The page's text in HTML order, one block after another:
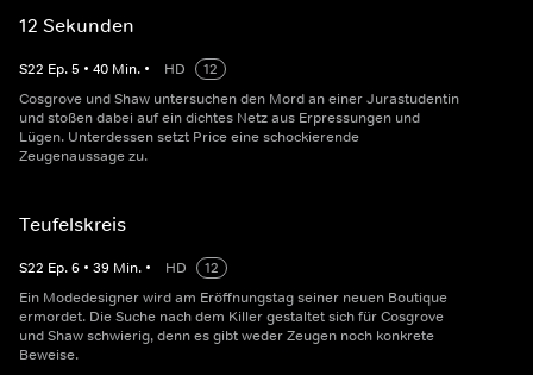
12 Sekunden
S22 Ep.5 • 40 Min. • HD
12
Cosgrove und Shaw untersuchen den Mord an einer Jurastudentin
und stoßen dabei auf ein dichtes Netz aus Erpressungen und
Lügen. Unterdessen setzt Price eine schockierende
Zeugenaussage zu.
Teufelskreis
S22 Ep.6 • 39 Min. • HD
12
Ein Modedesigner wird am Eröffnungstag seiner neuen Boutique
ermordet. Die Suche nach dem Killer gestaltet sich für Cosgrove
und Shaw schwierig, denn es gibt weder Zeugen noch konkrete
Beweise.